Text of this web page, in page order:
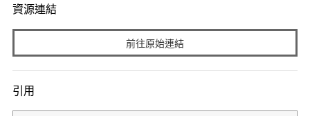
資源連結
前往原始連結
引用